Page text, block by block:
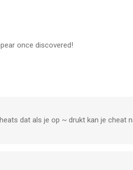
once discovered!
dat als je op ~ drukt kan je cheat